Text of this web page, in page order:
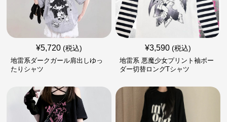
¥5,720 (税込)
地雷系ダークガール肩出しゆっ
たりシャツ
¥3,590 (税込)
地雷系 悪魔少女プリント袖ボー
ダー切替ロングTシャツ